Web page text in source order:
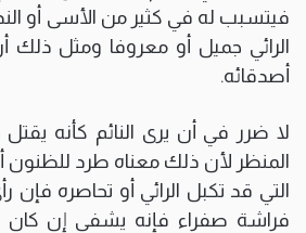
فيتسبب له في كثير من الأسى أو
الرائي جميل أو معروفا ومثل ذلك
أصدقائه.
لا ضرر في أن يرى النائم كأنه
المنظر لأن ذلك معناه طرد للظنون
التي قد تكبل الرائي أو تحاصره فإن
فراشة صفراء فإنه يشفى إن كان